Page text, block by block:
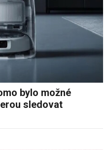
bylo možné
sledovat